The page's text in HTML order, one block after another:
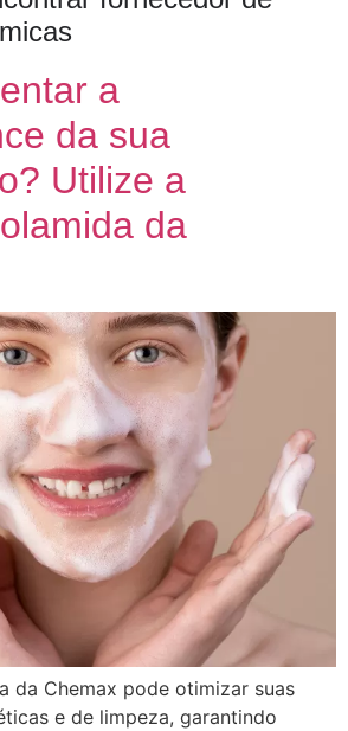
a
da sua
Utilize a
da
da Chemax pode otimizar suas
e de limpeza, garantindo